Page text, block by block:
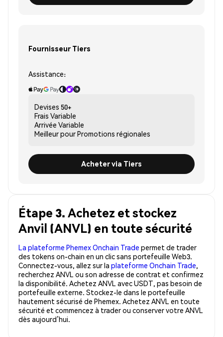
Fournisseur Tiers
Assistance:
Devises 50+
Frais Variable
Arrivée Variable
Meilleur pourPromotions régionales
Acheter via Tiers
Étape 3. Achetez et stockez
Anvil (ANVL) en toute sécurité
La plateforme Phemex Onchain Trade permet de trader
des tokens on-chain en un clic sans portefeuille Web3.
Connectez-vous, allez sur la plateforme Onchain Trade,
recherchez ANVL ou son adresse de contrat et confirmez
la disponibilité. Achetez ANVL avec USDT, pas besoin de
portefeuille externe. Stockez-le dans le portefeuille
hautement sécurisé de Phemex. Achetez ANVL en toute
sécurité et commencez à trader ou conserver votre ANVL
dès aujourd’hui.